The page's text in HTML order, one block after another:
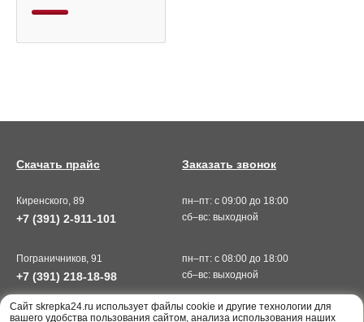
Киренского, 89
+7 (391) 2-911-101
пн–пт: с 09:00 до 18:00
сб–вс: выходной
Пограничников, 91
+7 (391) 218-18-98
пн–пт: с 08:00 до 18:00
сб–вс: выходной
Заказать звонок
Скачать прайс
Cайт skrepka24.ru использует файлы cookie и другие технологии для
вашего удобства пользования сайтом, анализа использования наших